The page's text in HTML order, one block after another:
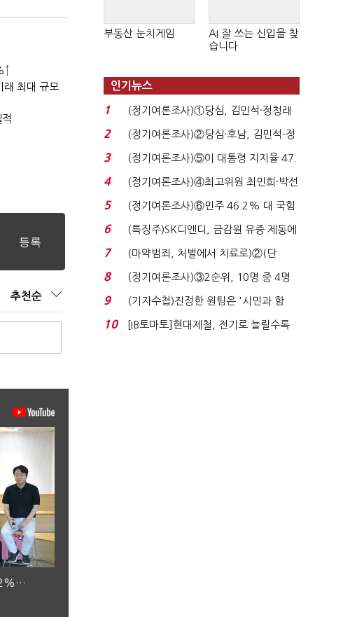
래 최대 규모
추천순
2%…
부동산 눈치게임
AI 잘 쓰는 신입을 찾
습니다
인기뉴스
1
(정기여론조사)①당심, 김민석·정청래
'초접전'…대통령 ...
2
(정기여론조사)②당심·호남, 김민석-정
청래 '초접전'...
3
(정기여론조사)⑤이 대통령 지지율 47.
7%…일주일 만에 ...
4
(정기여론조사)④최고위원 최민희·박선
원 '양강'…서미...
5
(정기여론조사)⑥민주 46.2% 대 국힘
31.0%…오차범위 밖 ...
6
(특징주)SK디앤디, 금감원 유증 제동에
장 초반 상한가...
7
(마약범죄, 처벌에서 치료로)②(단
독)"마약은 전염병…여성...
8
(정기여론조사)③2순위, 10명 중 4명
'송영길'…정청래 '한 ...
9
(기자수첩)진정한 원팀은 '시민과 함
께'일 때 완성...
10
[IB토마토]현대제철, 전기로 늘릴수록